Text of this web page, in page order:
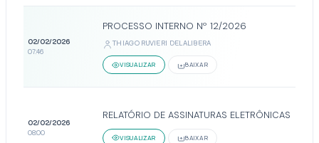
02/02/2026
07:46
PROCESSO INTERNO Nº 12/2026
THIAGO RUVIERI DELALIBERA
VISUALIZAR BAIXAR
02/02/2026
08:00
RELATÓRIO DE ASSINATURAS ELETRÔNICAS
VISUALIZAR BAIXAR